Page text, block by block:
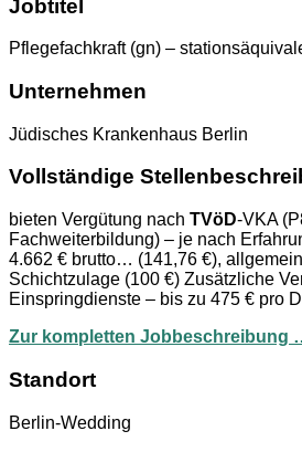
Jobtitel
Pflegefachkraft (gn) –
Unternehmen
Jüdisches Krankenhaus Berlin
Vollständige
bieten Vergütung nach TVöD-VKA
Fachweiterbildung) – je nach
4.662 € brutto… (141,76 €),
Schichtzulage (100 €) Zusätzliche
Einspringdienste – bis zu 475 € pro
Zur kompletten Jobbeschreibung
Standort
Berlin-Wedding